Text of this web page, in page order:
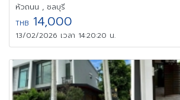
หัวถนน , ชลบุรี
THB 14,000
13/02/2026 เวลา 14:20:20 น.